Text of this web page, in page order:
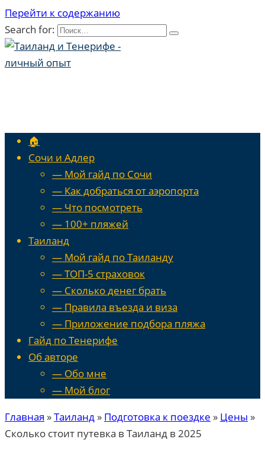
Перейти к содержанию
Search for:
🏠
Сочи и Адлер
— Мой гайд по Сочи
— Как добраться от аэропорта
— Что посмотреть
— 100+ пляжей
Таиланд
— Мой гайд по Таиланду
— ТОП-5 страховок
— Сколько денег брать
— Правила въезда и виза
— Приложение подбора пляжа
Гайд по Тенерифе
Об авторе
— Обо мне
— Мой блог
Главная »Таиланд » Подготовка к поездке » Цены »
Сколько стоит путевка в Таиланд в 2025